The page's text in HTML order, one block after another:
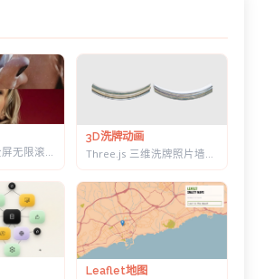
Lenis + GSAP 全屏无限滚动视差效果 - 整屏吸附图片展示
3D洗牌动画
Leaflet地图